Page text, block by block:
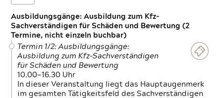
Ausbildungsgänge: Ausbildung zum Kfz-
Sachverständigen für Schäden und Bewertung (2
Termine, nicht einzeln buchbar)
Termin 1/2: Ausbildungsgänge:
Ausbildung zum Kfz-Sachverständigen
für Schäden und Bewertung
10.00—16.30 Uhr
In dieser Veranstaltung liegt das Hauptaugenmerk
im gesamten Tätigkeitsfeld des Sachverständigen